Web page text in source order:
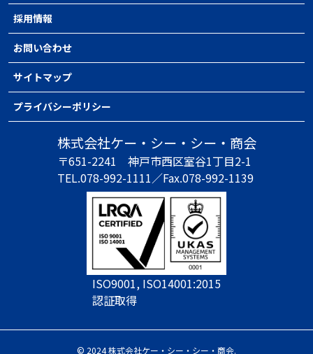
採用情報
お問い合わせ
サイトマップ
プライバシーポリシー
株式会社ケー・シー・シー・商会
〒651-2241 神戸市西区室谷1丁目2-1
TEL.078-992-1111／Fax.078-992-1139
ISO9001, ISO14001:2015
認証取得
© 2024 株式会社ケー・シー・シー・商会.